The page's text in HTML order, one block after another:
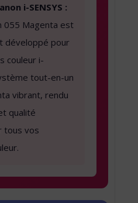
i-SENSYS :
055 Magenta est
développé pour
couleur i-
tout-en-un
vibrant, rendu
qualité
tous vos